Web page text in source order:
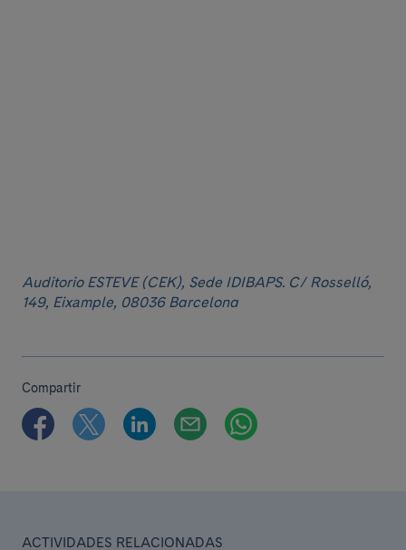
Auditorio ESTEVE (CEK), Sede IDIBAPS. C/ Rosselló,
149, Eixample, 08036 Barcelona
Compartir
ACTIVIDADES RELACIONADAS